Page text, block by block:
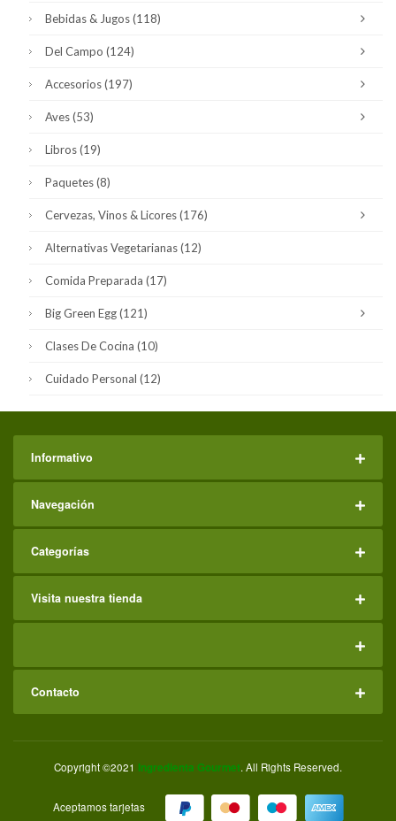
Bebidas & Jugos(118)
Del Campo (124)
Accesorios(197)
Aves(53)
Libros(19)
Paquetes(8)
Cervezas, Vinos & Licores(176)
Alternativas Vegetarianas(12)
Comida Preparada (17)
Big Green Egg(121)
Clases De Cocina (10)
Cuidado Personal (12)
Informativo
Navegación
Categorías
Visita nuestra tienda
Contacto
Copyright ©2021 Ingredienta Gourmet. All Rights Reserved.
Aceptamos tarjetas